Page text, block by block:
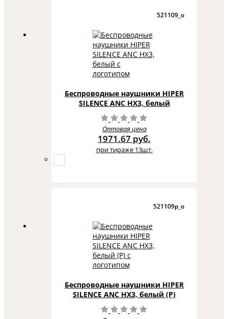
521109_o
Беспроводные наушники HIPER
SILENCE ANC HX3, белый
Оптовая цена
1971.67 руб.
при тираже 13шт.
521109p_o
Беспроводные наушники HIPER
SILENCE ANC HX3, белый (Р)